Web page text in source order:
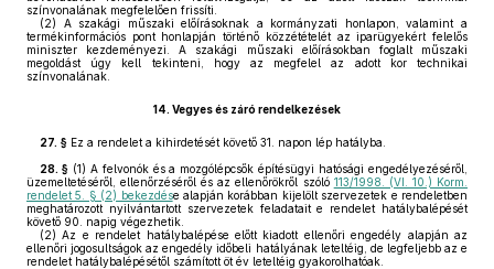
színvonalának megfelelően frissíti.
(2) A szakági műszaki előírásoknak a kormányzati honlapon, valamint a
termékinformációs pont honlapján történő közzétételét az iparügyekért felelős
miniszter kezdeményezi. A szakági műszaki előírásokban foglalt műszaki
megoldást úgy kell tekinteni, hogy az megfelel az adott kor technikai
színvonalának.
14. Vegyes és záró rendelkezések
27. § Ez a rendelet a kihirdetését követő 31. napon lép hatályba.
28. § (1) A felvonók és a mozgólépcsők építésügyi hatósági engedélyezéséről,
üzemeltetéséről, ellenőrzéséről és az ellenőrökről szóló 113/1998. (VI. 10.) Korm.
rendelet 5. § (2) bekezdése alapján korábban kijelölt szervezetek e rendeletben
meghatározott nyilvántartott szervezetek feladatait e rendelet hatálybalépését
követő 90. napig végezhetik.
(2) Az e rendelet hatálybalépése előtt kiadott ellenőri engedély alapján az
ellenőri jogosultságok az engedély időbeli hatályának leteltéig, de legfeljebb az e
rendelet hatálybalépésétől számított öt év leteltéig gyakorolhatóak.